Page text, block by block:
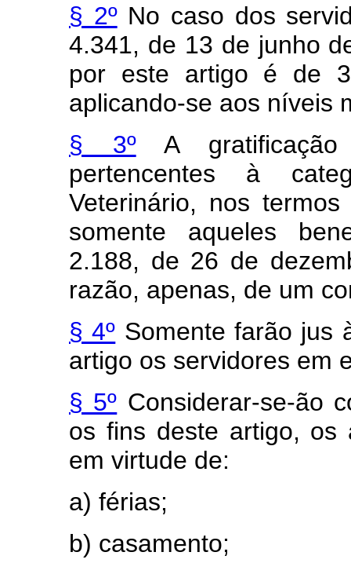
§ 2ºNo caso dos
4.341, de 13 de junho
por este artigo é de
aplicando-se aos níveis
§ 3ºA gratificação
pertencentes à
Veterinário, nos
somente aqueles
2.188, de 26 de
razão, apenas, de um
§ 4º Somente farão jus
artigo os servidores em
§ 5º Considerar-se-ão
os fins deste artigo, os
em virtude de:
a) férias;
b) casamento;